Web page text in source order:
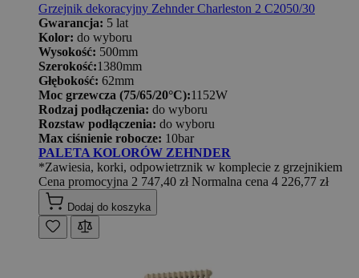
Grzejnik dekoracyjny Zehnder Charleston 2 C2050/30
Gwarancja: 5 lat
Kolor: do wyboru
Wysokość: 500mm
Szerokość:1380mm
Głębokość: 62mm
Moc grzewcza (75/65/20°C):1152W
Rodzaj podłączenia: do wyboru
Rozstaw podłączenia: do wyboru
Max ciśnienie robocze: 10bar
PALETA KOLORÓW ZEHNDER
*Zawiesia, korki, odpowietrznik w komplecie z grzejnikiem
Cena promocyjna 2 747,40 zł Normalna cena 4 226,77 zł
Dodaj do koszyka